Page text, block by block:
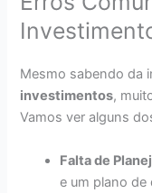
Mesmo sabendo da
investimentos,
Vamos ver alguns
Falta de
e um plano de